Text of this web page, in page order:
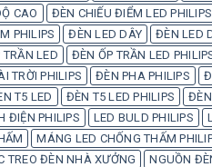
CAO ĐÈN CHIẾU ĐIỂM LED PHILIPS
PHILIPS ĐÈN LED DÂY ĐÈN LED
LED ĐÈN ỐP TRẦN LED
TRỜI PHILIPS ĐÈN PHA PHILIPS
T5 LED ĐÈN T5 LED PHILIPS
ĐIỆN PHILIPS LED BULD PHILIPS
MÁNG LED CHỐNG THẤM
TREO ĐÈN NHÀ XƯỞNG NGUỒN